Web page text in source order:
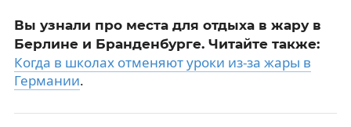
Вы узнали про места для отдыха в жару в
Берлине и Бранденбурге. Читайте также:
Когда в школах отменяют уроки из-за жары в
Германии.